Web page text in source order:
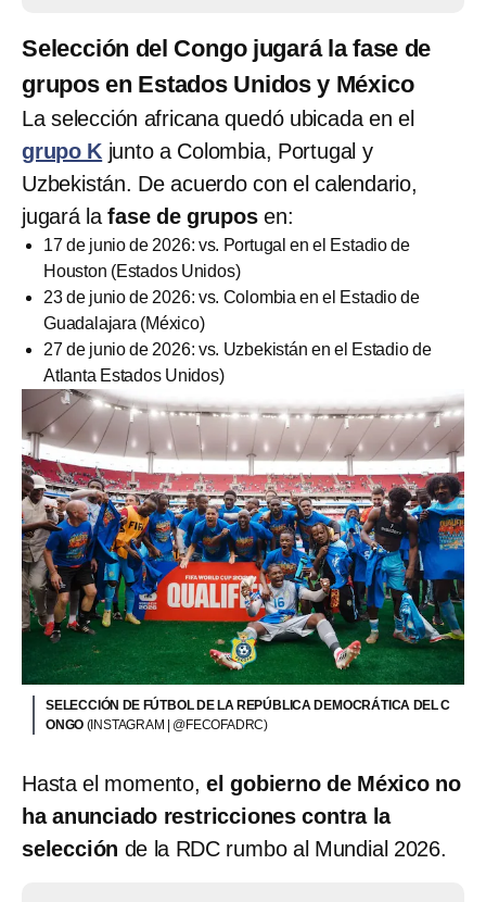
Selección del Congo jugará la fase de
grupos en Estados Unidos y México
La selección africana quedó ubicada en el
grupo K junto a Colombia, Portugal y
Uzbekistán. De acuerdo con el calendario,
jugará lafase de gruposen:
17 de junio de 2026: vs. Portugal en el Estadio de
Houston (Estados Unidos)
23 de junio de 2026: vs. Colombia en el Estadio de
Guadalajara (México)
27 de junio de 2026: vs. Uzbekistán en el Estadio de
Atlanta Estados Unidos)
SELECCIÓN DE FÚTBOL DE LA REPÚBLICA DEMOCRÁTICA DEL C
ONGO (INSTAGRAM | @FECOFADRC)
Hasta el momento,el gobierno de México no
ha anunciado restricciones contra la
selección de la RDC rumbo al Mundial 2026.